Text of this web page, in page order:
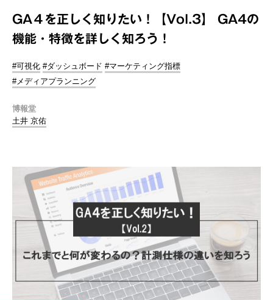
GA４を正しく知りたい！【Vol.3】 GA4の
機能・特徴を詳しく知ろう！
#可視化 #ダッシュボード #マーケティング指標
#メディアプランニング
博報堂
土井 京佑